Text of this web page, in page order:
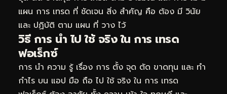
แผน การ เทรด ที่ ชัดเจน สิ่ง สำคัญ คือ ต้อง มี วินัย
และ ปฏิบัติ ตาม แผน ที่ วาง ไว้
วิธี การ นำ ไป ใช้ จริง ใน การ เทรด
ฟอเร็กซ์
การ นำ ความ รู้ เรื่อง การ ตั้ง จุด ตัด ขาดทุน และ ทำ
กำไร บน แอป มือ ถือ ไป ใช้ จริง ใน การ เทรด